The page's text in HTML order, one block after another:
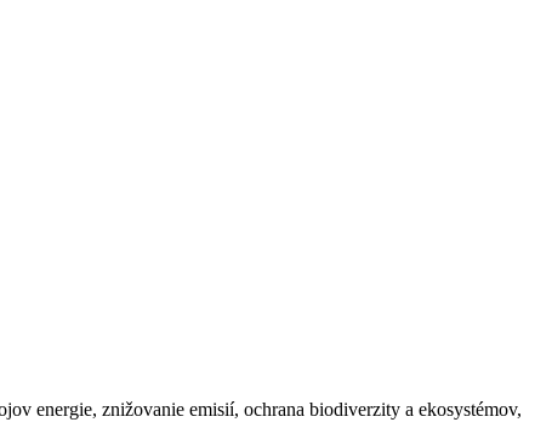
energie, znižovanie emisií, ochrana biodiverzity a ekosystémov,